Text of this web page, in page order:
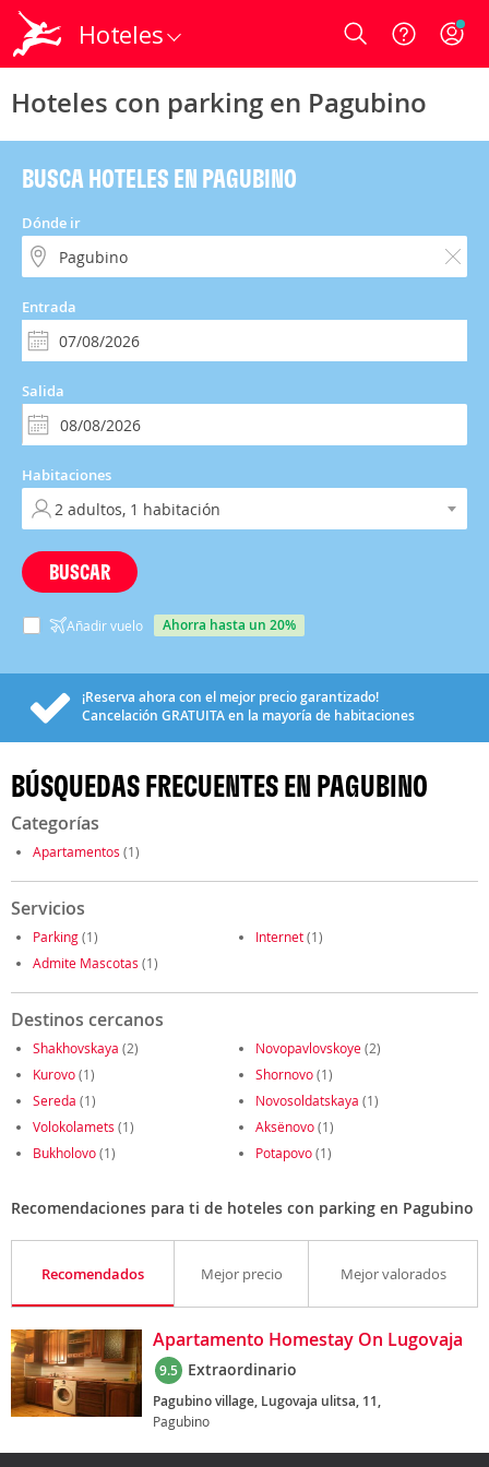
Hoteles Login
Hoteles con parking en Pagubino
BUSCA HOTELES EN PAGUBINO
Dónde ir
Entrada
Salida
Habitaciones
BUSCAR
Añadir vuelo ahorra hasta un 20%
¡Reserva ahora con el mejor precio garantizado!
Cancelación GRATUITAen la mayoría de habitaciones
BÚSQUEDAS FRECUENTES EN PAGUBINO
Categorías
Apartamentos (1)
Servicios
Parking(1) Internet(1)
Admite Mascotas (1)
Destinos cercanos
Shakhovskaya (2) Novopavlovskoye(2)
Kurovo(1) Shornovo(1)
Sereda (1) Novosoldatskaya (1)
Volokolamets (1) Aksënovo(1)
Bukholovo(1) Potapovo(1)
Recomendaciones para ti de hoteles con parking en Pagubino
Recomendados Mejor precio Mejor valorados
Apartamento Homestay On Lugovaja
9.5 Extraordinario
Pagubino village, Lugovaja ulitsa, 11,
Pagubino